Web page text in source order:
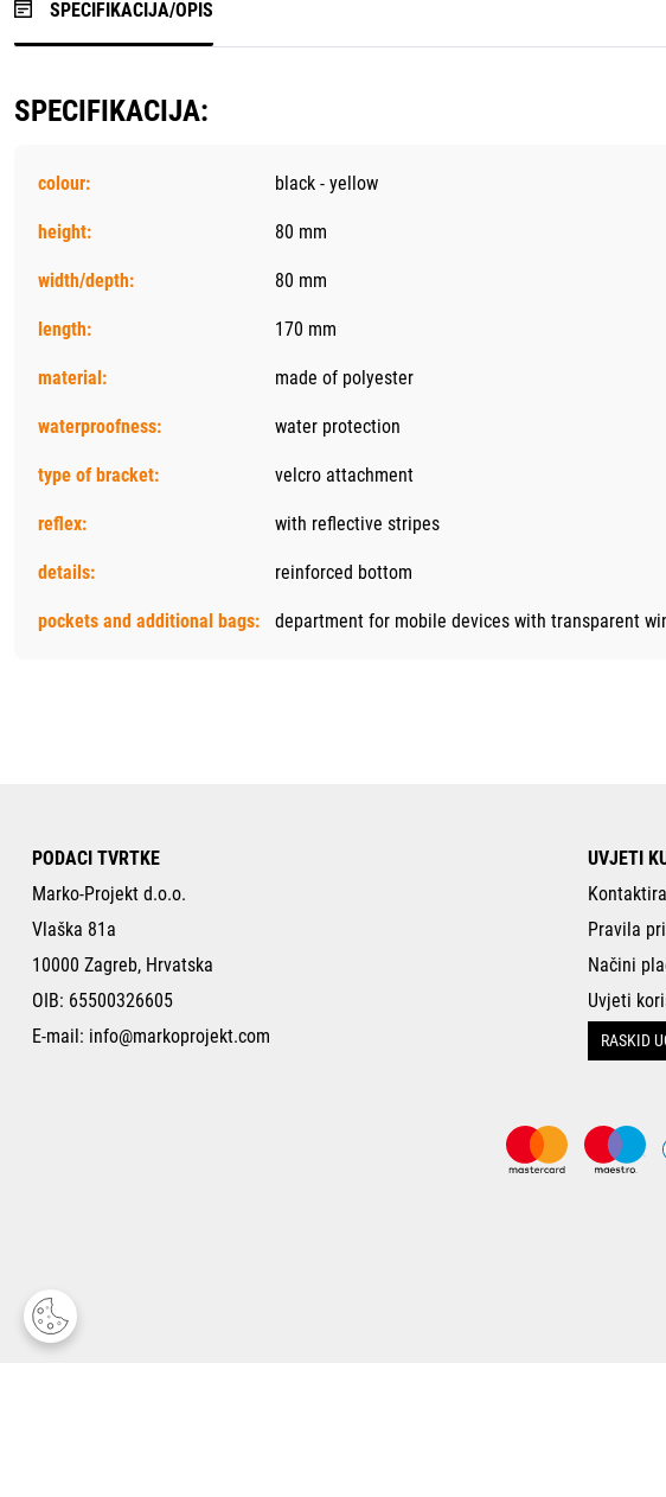
SPECIFIKACIJA/OPIS
SPECIFIKACIJA:
colour: black - yellow
height: 80 mm
width/depth: 80 mm
length: 170 mm
material: made of polyester
waterproofness: water protection
type of bracket: velcro attachment
reflex: with reflective stripes
details: reinforced bottom
pockets and additional bags: department for mobile devices with transparent
PODACI TVRTKE
Marko-Projekt d.o.o.
Vlaška 81a
10000 Zagreb, Hrvatska
OIB: 65500326605
E-mail: info@markoprojekt.com
UVJETI
Pravila
Načini
Uvjeti
RASKID